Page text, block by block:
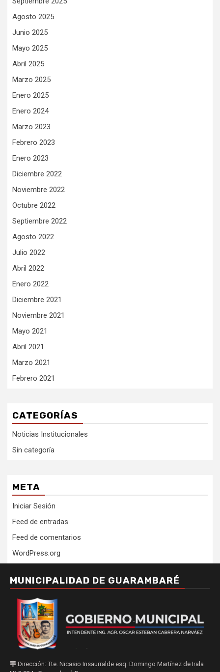
Agosto 2025
Junio 2025
Mayo 2025
Abril 2025
Marzo 2025
Enero 2025
Enero 2024
Marzo 2023
Febrero 2023
Enero 2023
Diciembre 2022
Noviembre 2022
Octubre 2022
Septiembre 2022
Agosto 2022
Julio 2022
Abril 2022
Enero 2022
Diciembre 2021
Noviembre 2021
Mayo 2021
Abril 2021
Marzo 2021
Febrero 2021
CATEGORÍAS
Noticias Institucionales
Sin categoría
META
Iniciar Sesión
Feed de entradas
Feed de comentarios
WordPress.org
MUNICIPALIDAD DE GUARAMBARÉ
Dirección: Tte. Nicasio Insaurralde esq. Domingo Martínez de Irala